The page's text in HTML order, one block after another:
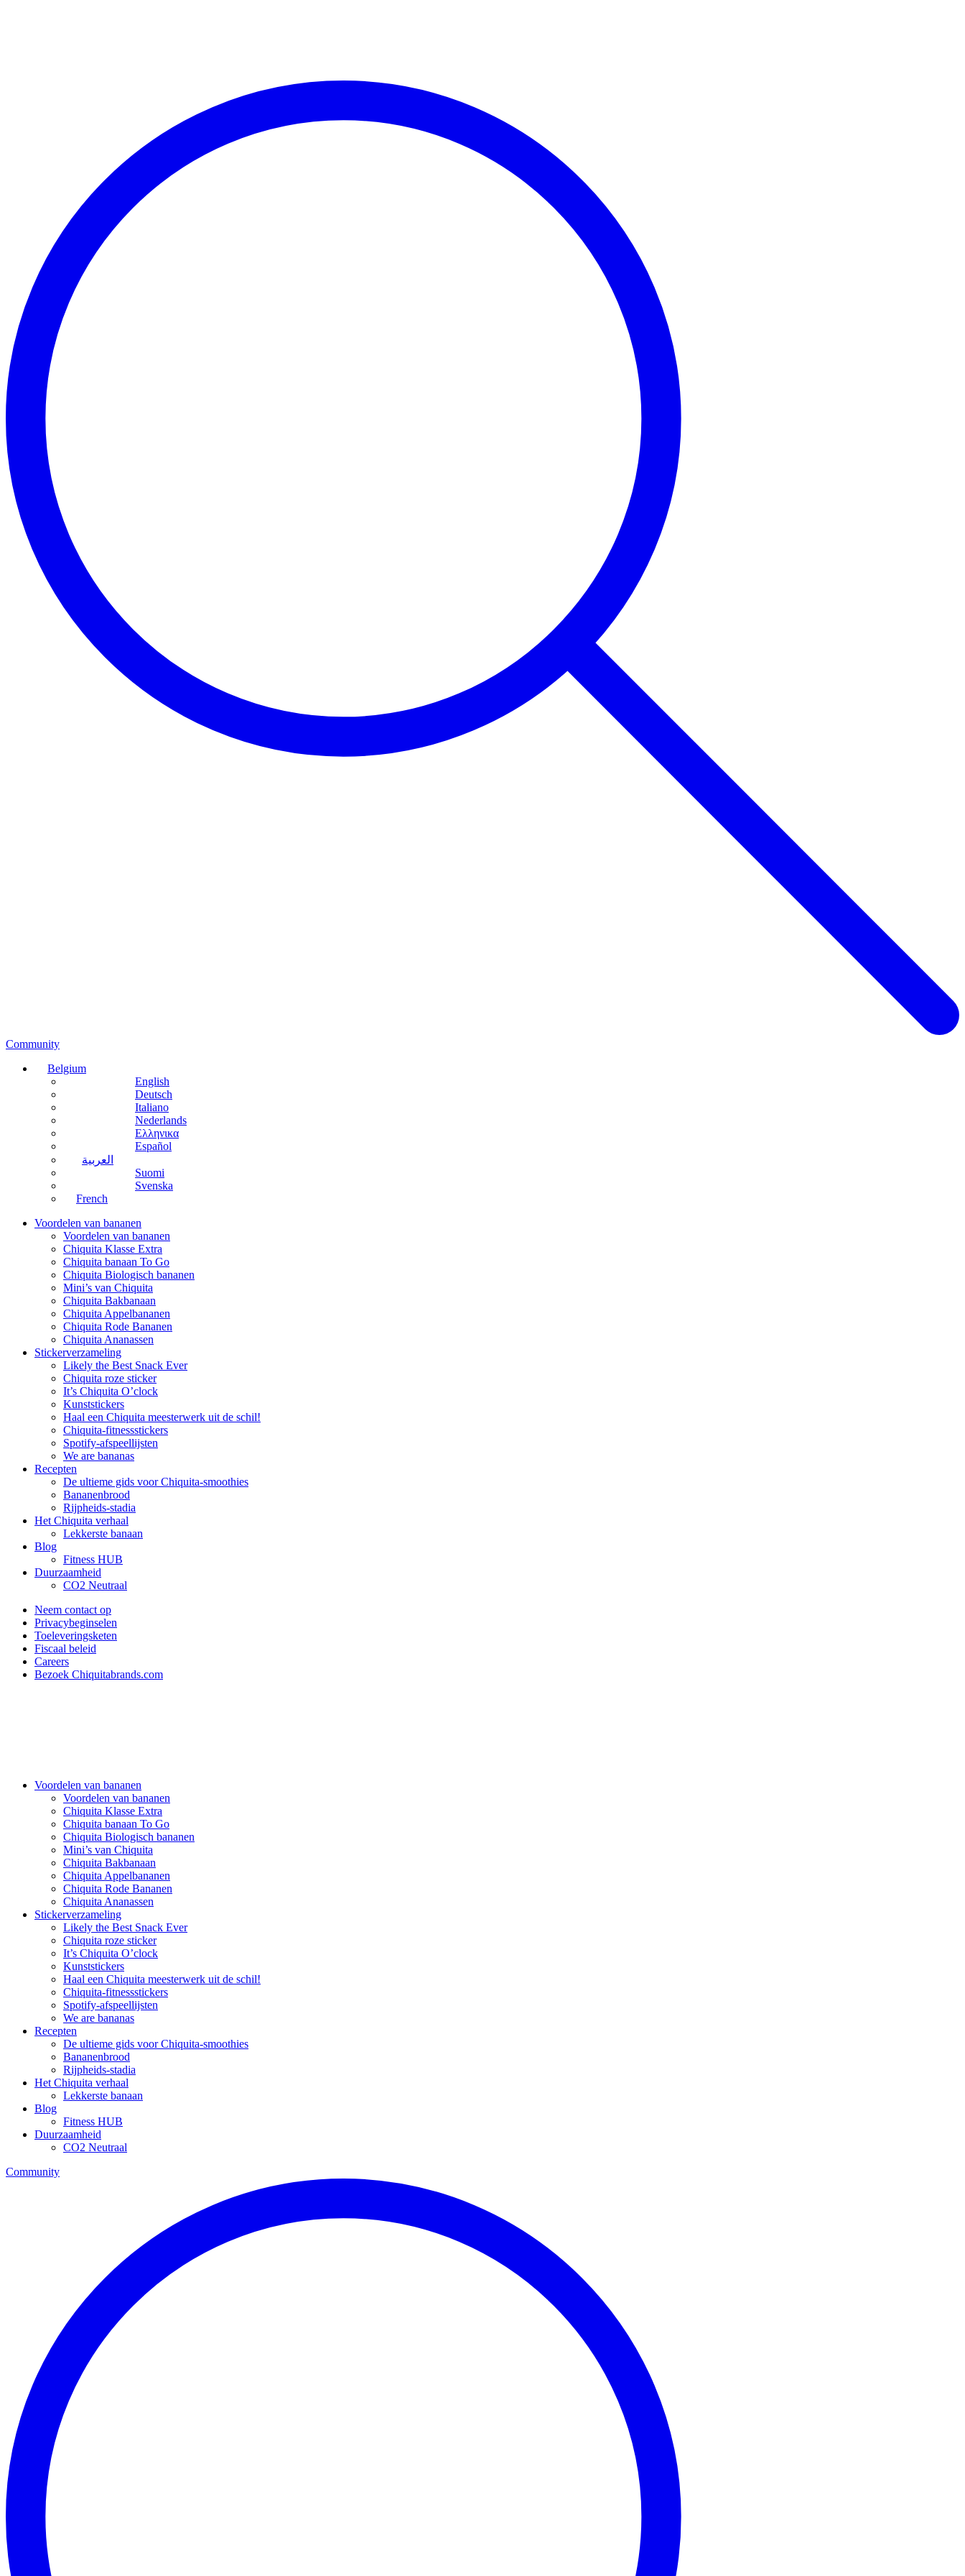
Community
Belgium
English
Deutsch
Italiano
Nederlands
Ελληνικα
Español
العربية
Suomi
Svenska
French
Voordelen van bananen
Voordelen van bananen
Chiquita Klasse Extra
Chiquita banaan To Go
Chiquita Biologisch bananen
Mini’s van Chiquita
Chiquita Bakbanaan
Chiquita Appelbananen
Chiquita Rode Bananen
Chiquita Ananassen
Stickerverzameling
Likely the Best Snack Ever
Chiquita roze sticker
It’s Chiquita O’clock
Kunststickers
Haal een Chiquita meesterwerk uit de schil!
Chiquita-fitnessstickers
Spotify-afspeellijsten
We are bananas
Recepten
De ultieme gids voor Chiquita-smoothies
Bananenbrood
Rijpheids-stadia
Het Chiquita verhaal
Lekkerste banaan
Blog
Fitness HUB
Duurzaamheid
CO2 Neutraal
Neem contact op
Privacybeginselen
Toeleveringsketen
Fiscaal beleid
Careers
Bezoek Chiquitabrands.com
Voordelen van bananen
Voordelen van bananen
Chiquita Klasse Extra
Chiquita banaan To Go
Chiquita Biologisch bananen
Mini’s van Chiquita
Chiquita Bakbanaan
Chiquita Appelbananen
Chiquita Rode Bananen
Chiquita Ananassen
Stickerverzameling
Likely the Best Snack Ever
Chiquita roze sticker
It’s Chiquita O’clock
Kunststickers
Haal een Chiquita meesterwerk uit de schil!
Chiquita-fitnessstickers
Spotify-afspeellijsten
We are bananas
Recepten
De ultieme gids voor Chiquita-smoothies
Bananenbrood
Rijpheids-stadia
Het Chiquita verhaal
Lekkerste banaan
Blog
Fitness HUB
Duurzaamheid
CO2 Neutraal
Community